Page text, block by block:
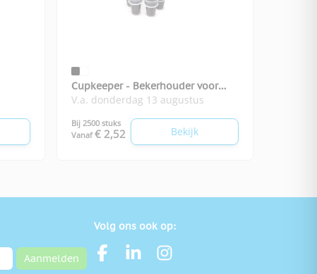
Cupkeeper - Bekerhouder voor
festivals
V.a. donderdag 13 augustus
Bij 2500 stuks
Vanaf € 2,52 Bekijk
Aanmelden
Volg ons ook op: